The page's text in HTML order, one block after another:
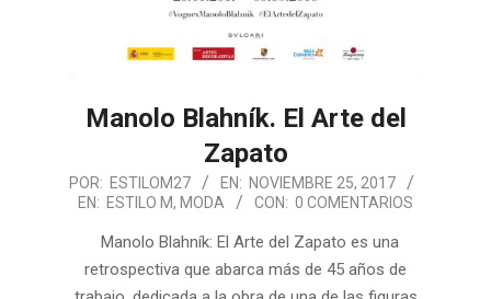
Manolo Blahník. El Arte del
Zapato
2017-
11-
POR: ESTILOM27 EN: NOVIEMBRE 25, 2017
EN: ESTILO M, MODA CON: 0 COMENTARIOS
Manolo Blahník: El Arte del Zapato es una
retrospectiva que abarca más de 45 años de